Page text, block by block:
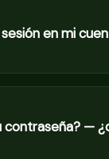
en mi
contraseña? —